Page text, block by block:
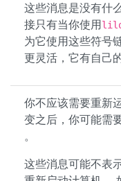
这些消息是没有什
接只有当你使用
为它使用这些符号
更灵活，它有自己
你不应该需要重新
变之后，你可能需
。
这些消息可能不表